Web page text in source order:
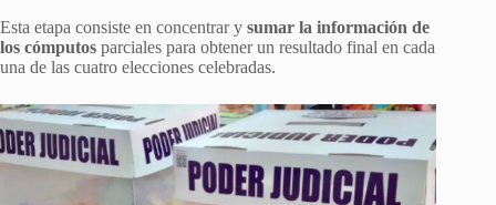
Esta etapa consiste en concentrar y sumar la información de
los cómputos parciales para obtener un resultado final en cada
una de las cuatro elecciones celebradas.